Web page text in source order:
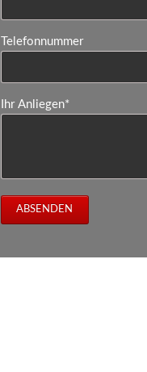
Telefonnummer
Pflichtfeld
Ihr Anliegen*
ABSENDEN